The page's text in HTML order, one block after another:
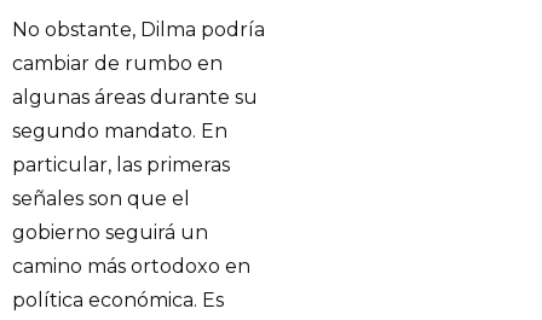
No obstante, Dilma podría
cambiar de rumbo en
algunas áreas durante su
segundo mandato. En
particular, las primeras
señales son que el
gobierno seguirá un
camino más ortodoxo en
política económica. Es